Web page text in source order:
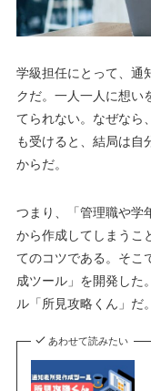
学級担任にとって、通
クだ。一人一人に想い
てられない。なぜなら
も受けると、結局は自
からだ。
つまり、「管理職や学
から作成してしまうこ
てのコツである。そこ
成ツール」を開発した
ル「所見攻略くん」だ
あわせて読みたい